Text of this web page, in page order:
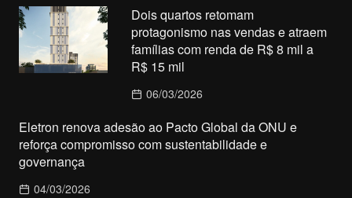
Dois quartos retomam
protagonismo nas vendas e atraem
famílias com renda de R$ 8 mil a
R$ 15 mil
06/03/2026
Eletron renova adesão ao Pacto Global da ONU e
reforça compromisso com sustentabilidade e
governança
04/03/2026